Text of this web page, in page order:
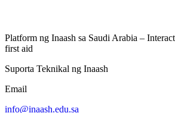
Platform ng Inaash sa Saudi Arabia –
first aid
Suporta Teknikal ng Inaash
Email
info@inaash.edu.sa